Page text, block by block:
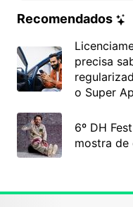
Recomendados
precisa
o Super
6º DH
mostra de